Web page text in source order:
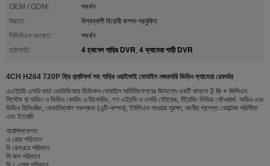
OEM / ODM:
সমর্থন
উচ্চতা:
বিশ্বব্যাপী বিরোধী কম্পন প্রযুক্তি
সিভিবিএস সংকেত:
সমর্থন
হাইলাইট:
4 চ্যানেল গাড়ির DVR, 4 ক্যামেরা গাড়ী DVR
4CH H264 720P ফ্রি প্ল্যাটফর্ম সহ গাড়ির ওয়াইফাই মোবাইল নজরদারি ভিডিও ক্যামেরা রেকর্ডার
এএইচডি এসডি কার্ড এমডিভিআর ভিভিকল মোবাইল সার্ভিসিলেশনের উদ্দেশ্যে একটি বাস্তব 3 জি + জিপিএস
সিস্টেম যা অডিও ও ভিডিও কোডিং ও ডিকোডিং, গণ এইচডি ও এসডি স্টোরেজ, স্ট্রিমিং মিডিয়া নেটওয়ার্ক, অডিও এবং
ভিডিও ডিনিওজিং, মেকানিক্যাল শকপ্রুফ (এন্টি-কম্পন), ইউপিএস পাওয়ার সুরক্ষা, নমনীয় প্রশস্ত ভোল্টেজ পরিসীমা
এবং ইত্যাদি
অ্যাপ্লিকেশন:
এ রোড পরিবহন
বি রেলওয়ে পরিবহন
সি জল পরিবহন